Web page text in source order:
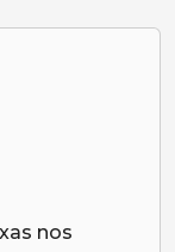
nos